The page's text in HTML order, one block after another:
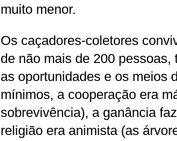
muito menor.
Os caçadores-coletores
de não mais de 200 pessoas,
as oportunidades e os meios
mínimos, a cooperação era
sobrevivência), a ganância
religião era animista (as